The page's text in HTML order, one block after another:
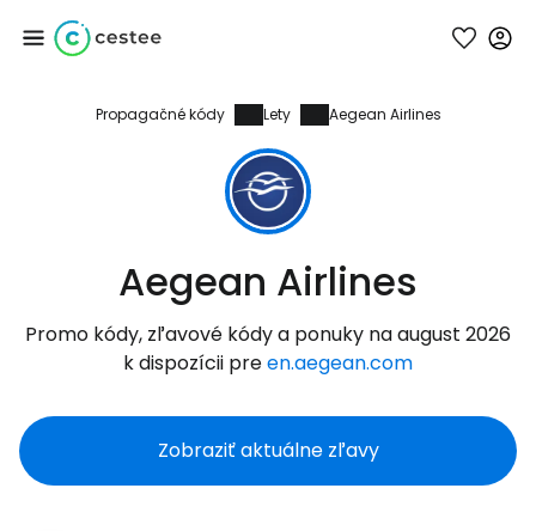
Propagačné kódy Lety Aegean Airlines
Aegean Airlines
Promo kódy, zľavové kódy a ponuky na august 2026
k dispozícii preen.aegean.com
Zobraziť aktuálne zľavy
Prihláste sa do
služby Cestee
... celosvetovej komunity cestovateľov
Pokračovať so službou Google
Pokračovať na Facebooku